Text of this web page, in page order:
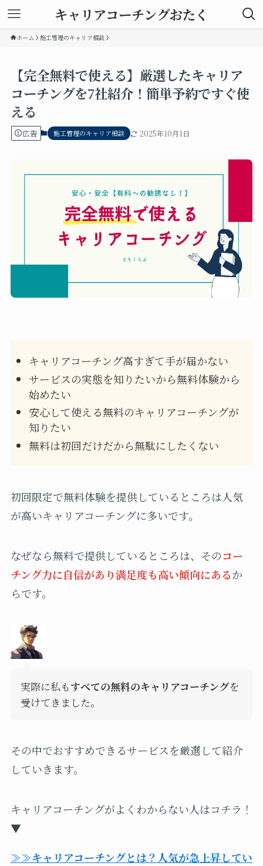
キャリアコーチングおたく
ホーム 施工管理のキャリア相談
【完全無料で使える】厳選したキャリア
コーチングを7社紹介！簡単予約ですぐ使
える
広告 施工管理のキャリア相談 2025年10月1日
キャリアコーチング高すぎて手が届かない
サービスの実態を知りたいから無料体験から
始めたい
安心して使える無料のキャリアコーチングが
知りたい
無料は初回だけだから無駄にしたくない
初回限定で無料体験を提供しているところは人気
が高いキャリアコーチングに多いです。
なぜなら無料で提供しているところは、そのコー
チング力に自信があり満足度も高い傾向にあるか
らです。
実際に私も すべての無料のキャリアコーチングを
受けてきました。
その中でおすすめできるサービスを厳選して紹介
していきます。
キャリアコーチングがよくわからない人はコチラ！
▼
≫≫キャリアコーチングとは？人気が急上昇してい